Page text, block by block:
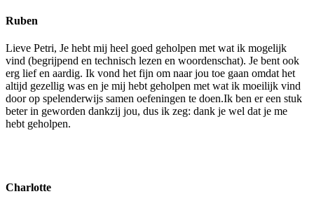
Ruben
Lieve Petri, Je hebt mij heel goed geholpen met wat ik mogelijk
vind (begrijpend en technisch lezen en woordenschat). Je bent ook
erg lief en aardig. Ik vond het fijn om naar jou toe gaan omdat het
altijd gezellig was en je mij hebt geholpen met wat ik moeilijk vind
door op spelenderwijs samen oefeningen te doen.Ik ben er een stuk
beter in geworden dankzij jou, dus ik zeg: dank je wel dat je me
hebt geholpen.
Charlotte